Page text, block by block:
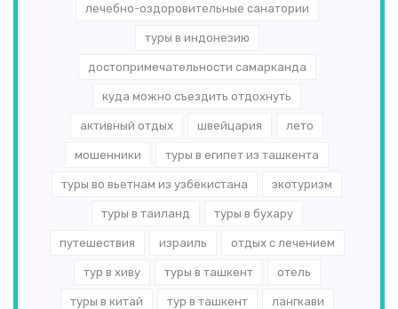
лечебно-оздоровительные санатории
туры в индонезию
достопримечательности самарканда
куда можно съездить отдохнуть
активный отдых швейцария лето
мошенники туры в египет из ташкента
туры во вьетнам из узбекистана экотуризм
туры в таиланд туры в бухару
путешествия израиль отдых с лечением
тур в хиву туры в ташкент отель
туры в китай тур в ташкент лангкави